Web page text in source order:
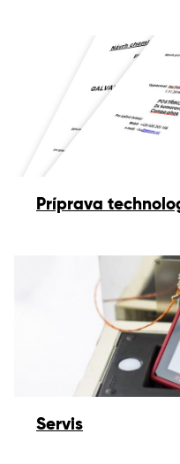
Príprava
Servis